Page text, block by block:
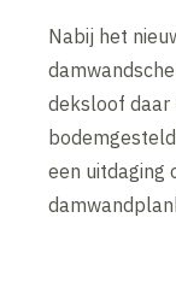
Nabij het
deksloof daar
een uitdaging